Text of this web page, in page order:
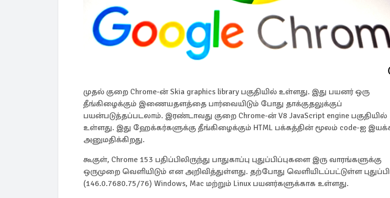
முதல் குறை Chrome-ன் Skia graphics library பகுதியில் உள்ளது. இது பயனர் ஒரு
தீங்கிழைக்கும் இணையதளத்தை பார்வையிடும் போது தாக்குதலுக்குப்
பயன்படுத்தப்படலாம். இரண்டாவது குறை Chrome-ன் V8 JavaScript engine பகுதியில்
உள்ளது. இது ஹேக்கர்களுக்கு தீங்கிழைக்கும் HTML பக்கத்தின் மூலம் code-ஐ
அனுமதிக்கிறது.
கூகுள், Chrome 153 பதிப்பிலிருந்து பாதுகாப்பு புதுப்பிப்புகளை இரு வாரங்களுக்கு
ஒருமுறை வெளியிடும் என அறிவித்துள்ளது. தற்போது வெளியிடப்பட்டுள்ள
(146.0.7680.75/76) Windows, Mac மற்றும் Linux பயனர்களுக்காக உள்ளது.